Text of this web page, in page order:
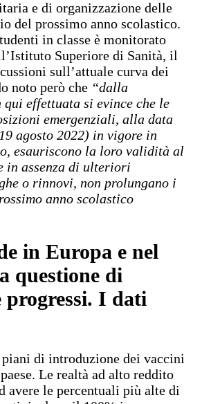
e di organizzazione delle
del prossimo anno scolastico.
in classe è monitorato
Superiore di Sanità, il
sull’attuale curva dei
noto però che “dalla
effettuata si evince che le
emergenziali, alla data
agosto 2022) in vigore in
esauriscono la loro validità al
in assenza di ulteriori
o rinnovi, non prolungano i
anno scolastico
in Europa e nel
questione di
progressi. I dati
piani di introduzione dei vaccini
Le realtà ad alto reddito
avere le percentuali più alte di